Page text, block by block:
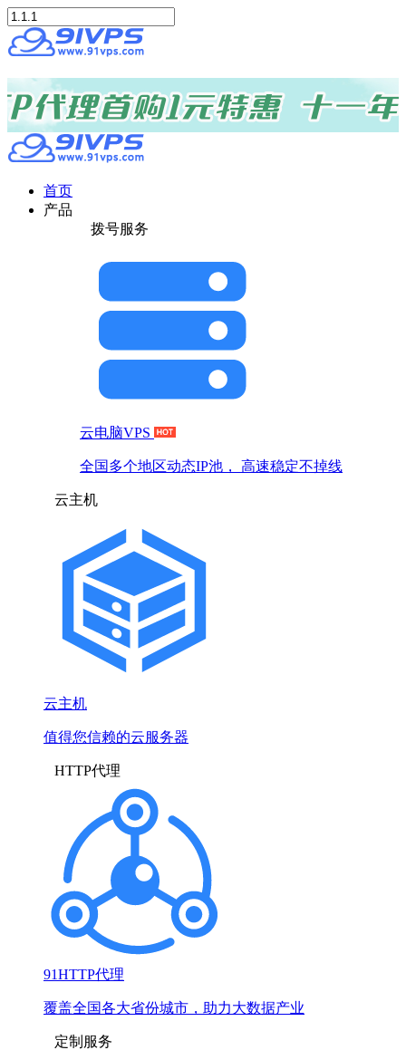
首页
产品
拨号服务
云电脑VPS
全国多个地区动态IP池， 高速稳定不掉线
云主机
云主机
值得您信赖的云服务器
HTTP代理
91HTTP代理
覆盖全国各大省份城市，助力大数据产业
定制服务